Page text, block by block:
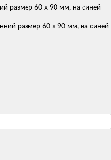
размер 60 х 90 мм, на синей